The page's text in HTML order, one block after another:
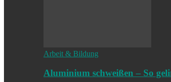
Arbeit & Bildung
Aluminium schweißen – So